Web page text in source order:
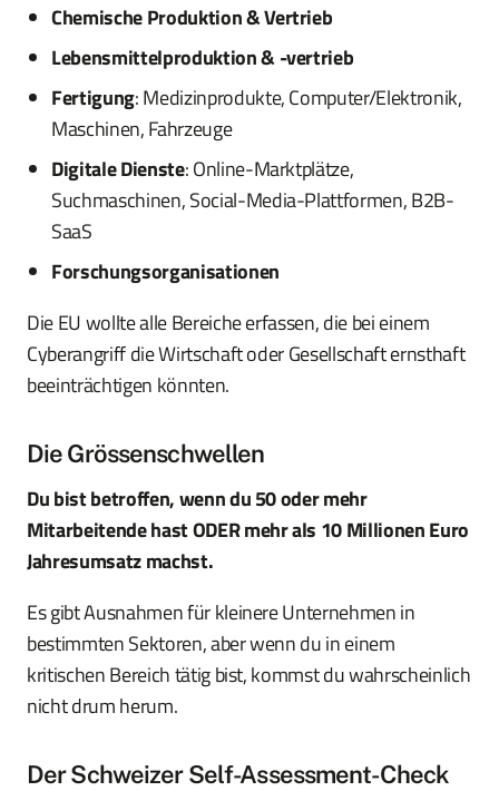
Chemische Produktion & Vertrieb
Lebensmittelproduktion & -vertrieb
Fertigung: Medizinprodukte, Computer/Elektronik,
Maschinen, Fahrzeuge
Digitale Dienste: Online-Marktplätze,
Suchmaschinen, Social-Media-Plattformen, B2B-
SaaS
Forschungsorganisationen
Die EU wollte alle Bereiche erfassen, die bei einem
Cyberangriff die Wirtschaft oder Gesellschaft ernsthaft
beeinträchtigen könnten.
Die Grössenschwellen
Du bist betroffen, wenn du 50 oder mehr
Mitarbeitende hast ODER mehr als 10 Millionen Euro
Jahresumsatz machst.
Es gibt Ausnahmen für kleinere Unternehmen in
bestimmten Sektoren, aber wenn du in einem
kritischen Bereich tätig bist, kommst du wahrscheinlich
nicht drum herum.
Der Schweizer Self-Assessment-Check